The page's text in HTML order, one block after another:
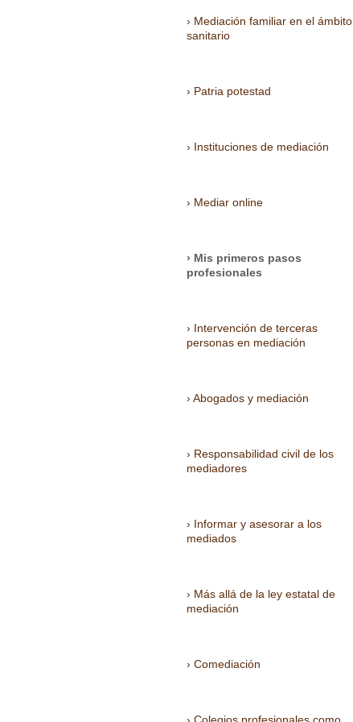
Mediación familiar en el ámbito
sanitario
Patria potestad
Instituciones de mediación
Mediar online
Mis primeros pasos
profesionales
Intervención de terceras
personas en mediación
Abogados y mediación
Responsabilidad civil de los
mediadores
Informar y asesorar a los
mediados
Más allá de la ley estatal de
mediación
Comediación